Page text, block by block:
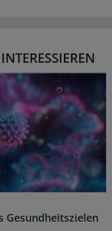
Gesundheitszielen